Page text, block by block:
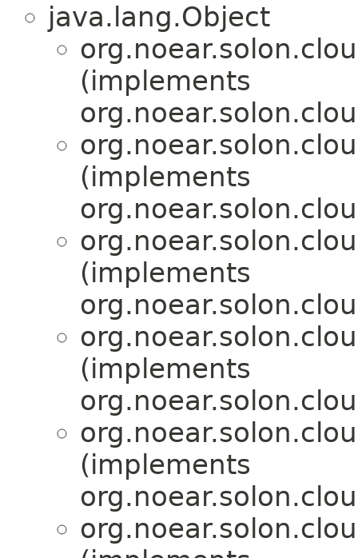
java.lang.Object
(implements
(implements
(implements
(implements
(implements